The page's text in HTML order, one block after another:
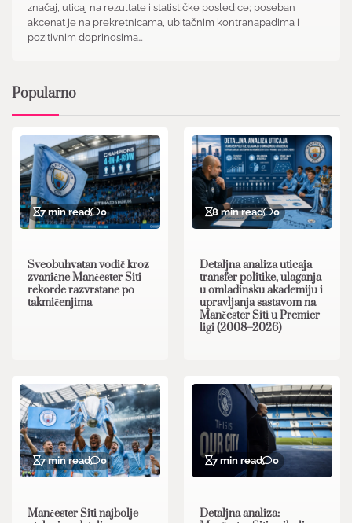
značaj, uticaj na rezultate i statističke posledice; poseban
akcenat je na prekretnicama, ubitačnim kontranapadima i
pozitivnim doprinosima…
Popularno
7 min read 0
Sveobuhvatan vodič kroz
zvanične Mančester Siti
rekorde razvrstane po
takmičenjima
8 min read 0
Detaljna analiza uticaja
transfer politike, ulaganja
u omladinsku akademiju i
upravljanja sastavom na
Mančester Siti u Premier
ligi (2008–2026)
7 min read 0
Mančester Siti najbolje
7 min read 0
Detaljna analiza: